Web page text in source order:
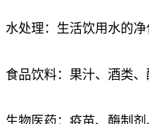
水处理：生活饮用水的
食品饮料：果汁、酒类